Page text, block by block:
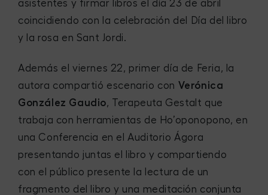
asistentes y firmar libros el día 23 de abril
coincidiendo con la celebración del Día del libro
y la rosa en Sant Jordi.
Además el viernes 22, primer día de Feria, la
autora compartió escenario con Verónica
González Gaudio, Terapeuta Gestalt que
trabaja con herramientas de Ho’oponopono, en
una Conferencia en el Auditorio Ágora
presentando juntas el libro y compartiendo
con el público presente la lectura de un
fragmento del libro y una meditación conjunta